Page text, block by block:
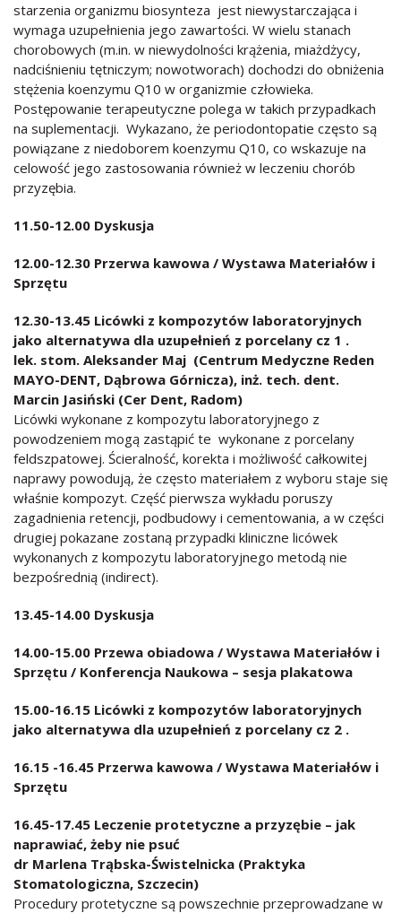
starzenia organizmu biosynteza jest niewystarczająca i
wymaga uzupełnienia jego zawartości. W wielu stanach
chorobowych (m.in. w niewydolności krążenia, miażdżycy,
nadciśnieniu tętniczym; nowotworach) dochodzi do obniżenia
stężenia koenzymu Q10 w organizmie człowieka.
Postępowanie terapeutyczne polega w takich przypadkach
na suplementacji. Wykazano, że periodontopatie często są
powiązane z niedoborem koenzymu Q10, co wskazuje na
celowość jego zastosowania również w leczeniu chorób
przyzębia.
11.50-12.00 Dyskusja
12.00-12.30 Przerwa kawowa / Wystawa Materiałów i
Sprzętu
12.30-13.45 Licówki z kompozytów laboratoryjnych
jako alternatywa dla uzupełnień z porcelany cz 1 .
lek. stom. Aleksander Maj (Centrum Medyczne Reden
MAYO-DENT, Dąbrowa Górnicza), inż. tech. dent.
Marcin Jasiński (Cer Dent, Radom)
Licówki wykonane z kompozytu laboratoryjnego z
powodzeniem mogą zastąpić te wykonane z porcelany
feldszpatowej. Ścieralność, korekta i możliwość całkowitej
naprawy powodują, że często materiałem z wyboru staje się
właśnie kompozyt. Część pierwsza wykładu poruszy
zagadnienia retencji, podbudowy i cementowania, a w części
drugiej pokazane zostaną przypadki kliniczne licówek
wykonanych z kompozytu laboratoryjnego metodą nie
bezpośrednią (indirect).
13.45-14.00 Dyskusja
14.00-15.00 Przewa obiadowa / Wystawa Materiałów i
Sprzętu / Konferencja Naukowa – sesja plakatowa
15.00-16.15 Licówki z kompozytów laboratoryjnych
jako alternatywa dla uzupełnień z porcelany cz 2 .
16.15 -16.45 Przerwa kawowa / Wystawa Materiałów i
Sprzętu
16.45-17.45 Leczenie protetyczne a przyzębie – jak
naprawiać, żeby nie psuć
dr Marlena Trąbska-Świstelnicka (Praktyka
Stomatologiczna, Szczecin)
Procedury protetyczne są powszechnie przeprowadzane w